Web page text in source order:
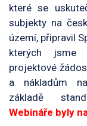
které se
subjekty na
území, připravil
kterých jsme
projektové
a nákladům
základě
Webináře byly